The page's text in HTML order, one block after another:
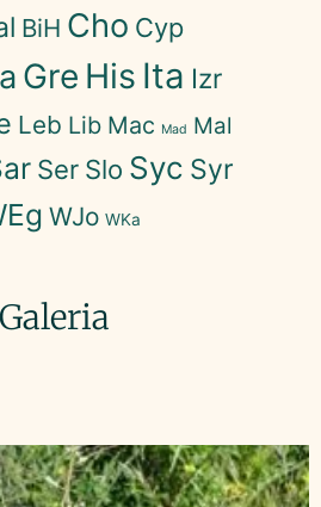
BiH Cho Cyp
Gre His Ita Izr
Leb Lib Mac Mad Mal
Ser Slo Syc Syr
WJo WKa
Galeria